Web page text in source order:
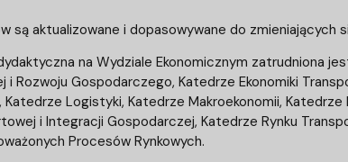
są aktualizowane i dopasowywane do zmieniających
na Wydziale Ekonomicznym zatrudniona
i Rozwoju Gospodarczego, Katedrze Ekonomiki
Logistyki, Katedrze Makroekonomii,
i Integracji Gospodarczej, Katedrze Rynku
Procesów Rynkowych.